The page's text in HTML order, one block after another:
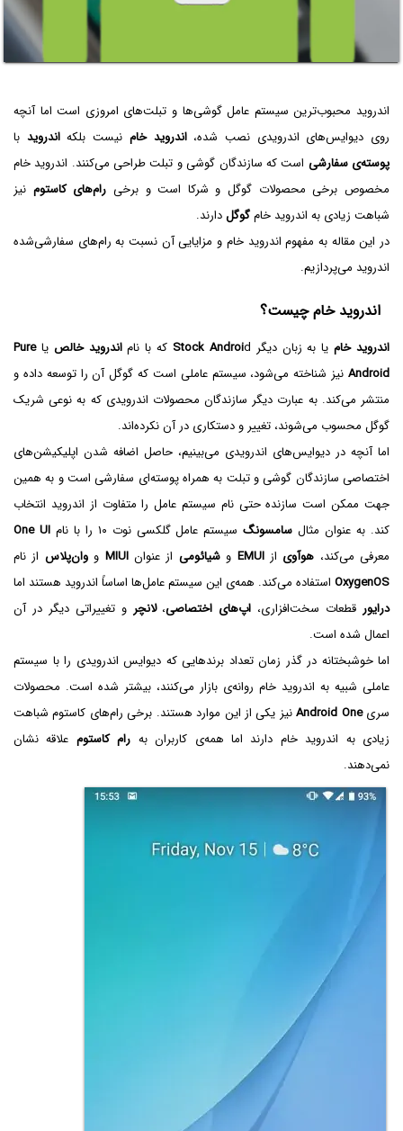
اندروید محبوب‌ترین سیستم عامل گوشی‌ها و تبلت‌های امروزی است اما آنچه
روی دیوایس‌های اندرویدی نصب شده،اندروید خام نیست بلکهاندروید با
پوسته‌ی سفارشی است که سازندگان گوشی و تبلت طراحی می‌کنند. اندروید خام
مخصوص برخی محصولات گوگل و شرکا است و برخی رام‌های کاستوم نیز
شباهت زیادی به اندروید خامگوگلدارند.
در این مقاله به مفهوم اندروید خام و مزایایی آن نسبت به رام‌های سفارشی‌شده
اندروید می‌پردازیم.
اندروید خام چیست؟
اندروید خامیا به زبان دیگر Stock Android که با نام اندروید خالص یاPure
Android نیز شناخته می‌شود، سیستم عاملی است که گوگل آن را توسعه داده و
منتشر می‌کند. به عبارت دیگر سازندگان محصولات اندرویدی که به نوعی شریک
گوگل محسوب می‌شوند، تغییر و دستکاری در آن نکرده‌اند.
اما آنچه در دیوایس‌های اندرویدی می‌بینیم، حاصل اضافه شدن اپلیکیشن‌های
اختصاصی سازندگان گوشی و تبلت به همراه پوسته‌ای سفارشی است و به همین
جهت ممکن است سازنده حتی نام سیستم عامل را متفاوت از اندروید انتخاب
کند. به عنوان مثال سامسونگسیستم عامل گلکسی نوت ۱۰ را با نام
One UI
معرفی می‌کند، هوآوی ازEMUI وشیائومی از عنوانMIUI ووان‌پلاس از نام
OxygenOS استفاده می‌کند. همه‌ی این سیستم عامل‌ها اساساً اندروید هستند اما
درایور قطعات سخت‌افزاری، اپ‌های اختصاصی،لانچر و تغییراتی دیگر در آن
اعمال شده است.
اما خوشبختانه در گذر زمان تعداد برندهایی که دیوایس اندرویدی را با سیستم
عاملی شبیه به اندروید خام روانه‌ی بازار می‌کنند، بیشتر شده است. محصولات
سریAndroid Oneنیز یکی از این موارد هستند. برخی رام‌های کاستوم شباهت
زیادی به اندروید خام دارند اما همه‌ی کاربران به رام کاستوم علاقه نشان
نمی‌دهند.